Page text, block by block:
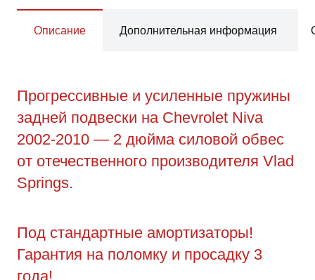
Описание Дополнительная информация
Прогрессивные и усиленные пружины
задней подвески на Chevrolet Niva
2002-2010 — 2 дюйма силовой обвес
от отечественного производителя Vlad
Springs.
Под стандартные амортизаторы!
Гарантия на поломку и просадку 3
года!